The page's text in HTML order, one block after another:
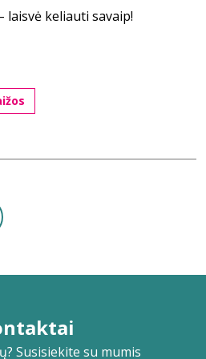
laisvė keliauti savaip!
Susisiekite su mumis